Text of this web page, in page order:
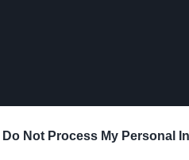
Do Not Process My Personal